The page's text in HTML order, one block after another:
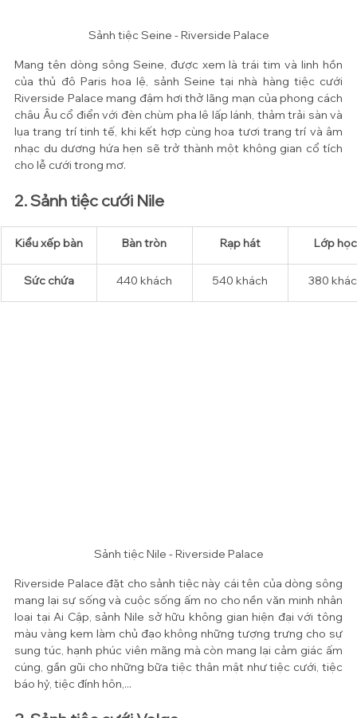
Sảnh tiệc Seine - Riverside Palace
Mang tên dòng sông Seine, được xem là trái tim và linh hồn
của thủ đô Paris hoa lệ, sảnh Seine tại nhà hàng tiệc cưới
Riverside Palace mang đậm hơi thở lãng mạn của phong cách
châu Âu cổ điển với đèn chùm pha lê lấp lánh, thảm trải sàn và
lụa trang trí tinh tế, khi kết hợp cùng hoa tươi trang trí và âm
nhạc du dương hứa hẹn sẽ trở thành một không gian cổ tích
cho lễ cưới trong mơ.
2. Sảnh tiệc cưới Nile
Kiểu xếp bàn ​Bàn tròn Rạp hát Lớp học
​Sức chứa 440 khách 540 khách 380
Sảnh tiệc Nile - Riverside Palace
Riverside Palace đặt cho sảnh tiệc này cái tên của dòng sông
mang lại sự sống và cuộc sống ấm no cho nền văn minh nhân
loại tại Ai Cập, sảnh Nile sở hữu không gian hiện đại với tông
màu vàng kem làm chủ đạo không những tượng trưng cho sự
sung túc, hạnh phúc viên mãng mà còn mang lại cảm giác ấm
cúng, gần gũi cho những bữa tiệc thân mật như tiệc cưới, tiệc
báo hỷ, tiệc đính hôn,...